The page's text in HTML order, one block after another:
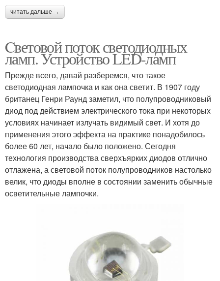
читать дальше →
Cветовой поток светодиодных
ламп. Устройство LED-ламп
Прежде всего, давай разберемся, что такое
светодиодная лампочка и как она светит. В 1907 году
британец Генри Раунд заметил, что полупроводниковый
диод под действием электрического тока при некоторых
условиях начинает излучать видимый свет. И хотя до
применения этого эффекта на практике понадобилось
более 60 лет, начало было положено. Сегодня
технология производства сверхъярких диодов отлично
отлажена, а световой поток полупроводников настолько
велик, что диоды вполне в состоянии заменить обычные
осветительные лампочки.